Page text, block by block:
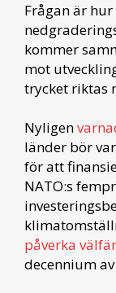
Frågan är
kommer
mot
trycket riktas
Nyligen
länder bör
för att
NATO:s
påverka
decennium